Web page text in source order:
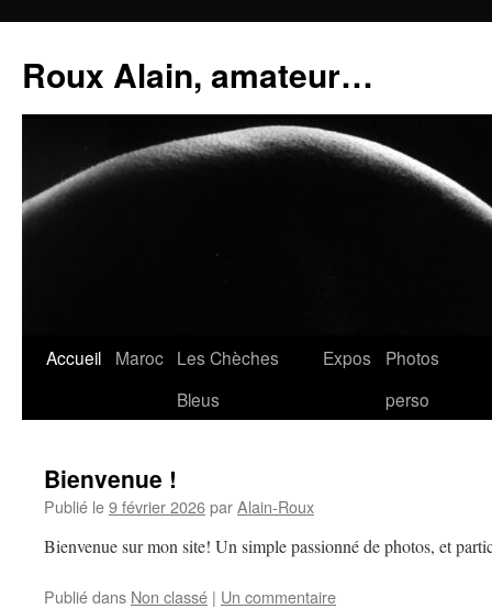
contenu
Roux Alain, amateur…
Accueil Maroc Les Chèches
Bleus
Expos
Photos
perso
Bienvenue !
Publié le9 février 2026parAlain-Roux
Bienvenue sur mon site! Un simple passionné de photos, et
Publié dans Non classé | Un commentaire